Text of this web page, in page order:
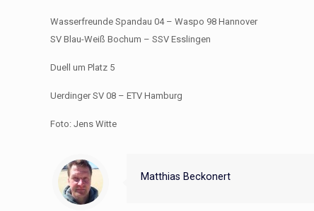
Wasserfreunde Spandau 04 – Waspo 98 Hannover
SV Blau-Weiß Bochum – SSV Esslingen
Duell um Platz 5
Uerdinger SV 08 – ETV Hamburg
Foto: Jens Witte
Matthias Beckonert